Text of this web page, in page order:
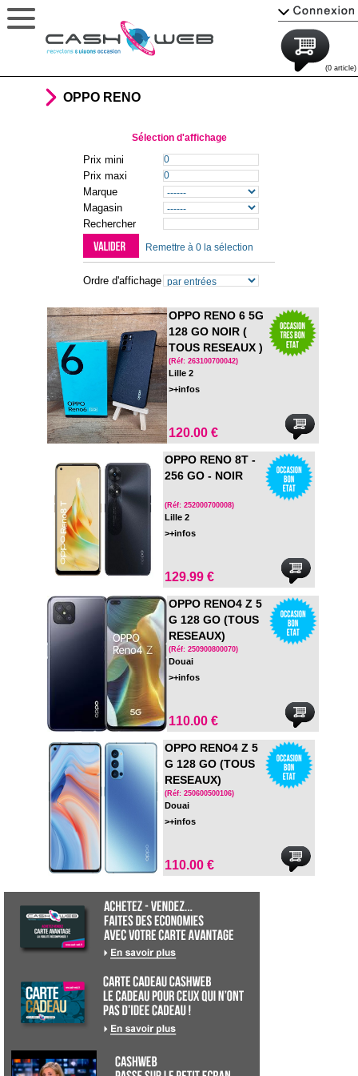
(0 article)
OPPO RENO
Sélection d'affichage
Prix mini
Prix maxi
Marque
Magasin
Rechercher
Remettre à 0 la sélection
Ordre d'affichage
OPPO RENO 6 5G
128 GO NOIR (
TOUS RESEAUX )
(Réf: 263100700042)
Lille 2
>+infos
120.00 €
OPPO RENO 8T -
256 GO - NOIR
(Réf: 252000700008)
Lille 2
>+infos
129.99 €
OPPO RENO4 Z 5
G 128 GO (TOUS
RESEAUX)
(Réf: 250900800070)
Douai
>+infos
110.00 €
OPPO RENO4 Z 5
G 128 GO (TOUS
RESEAUX)
(Réf: 250600500106)
Douai
>+infos
110.00 €